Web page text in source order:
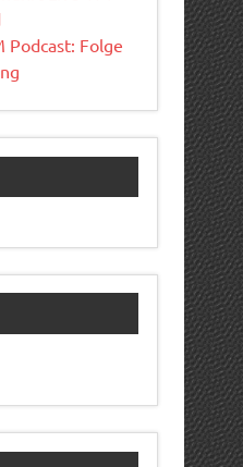
Podcast: Folge